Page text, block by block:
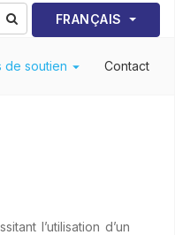
Sélectionnez votre
FRANÇAIS
de soutien Contact
l’utilisation d’un